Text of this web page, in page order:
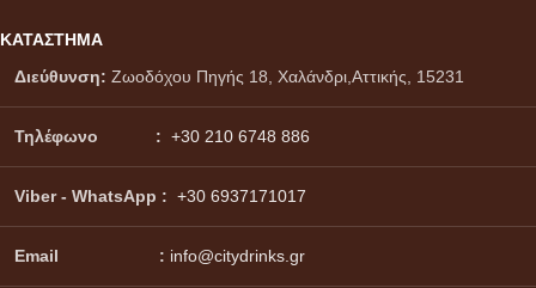
ΚΑΤΑΣΤΗΜΑ
Διεύθυνση: Ζωοδόχου Πηγής 18, Χαλάνδρι,Αττικής, 15231
Τηλέφωνο : +30 210 6748 886
Viber - WhatsApp : +30 6937171017
Email : info@citydrinks.gr